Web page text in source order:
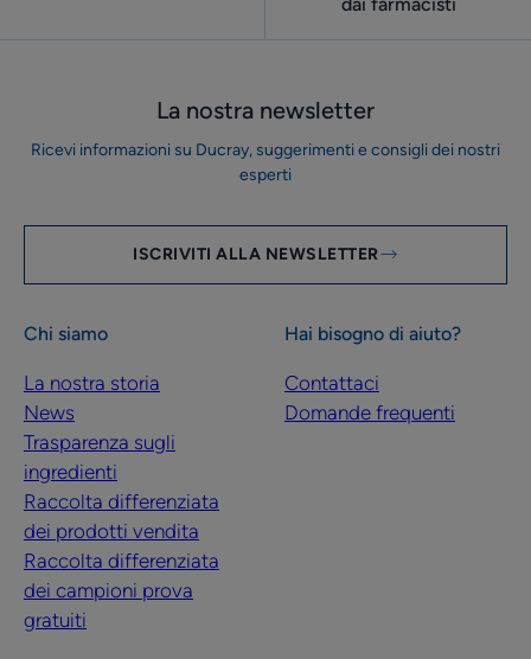
La nostra newsletter
Ricevi informazioni su Ducray, suggerimenti e consigli dei nostri
esperti
ISCRIVITI ALLA NEWSLETTER
Chi siamo
La nostra storia
News
Trasparenza sugli
ingredienti
Raccolta differenziata
dei prodotti vendita
Raccolta differenziata
dei campioni prova
gratuiti
Hai bisogno di aiuto?
Contattaci
Domande frequenti